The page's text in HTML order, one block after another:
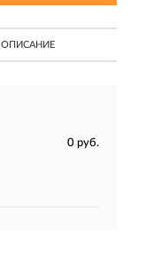
ОПИСАНИЕ
0 руб.